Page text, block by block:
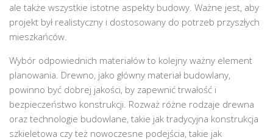
ale także wszystkie istotne aspekty budowy. Ważne jest, aby
projekt był realistyczny i dostosowany do potrzeb przyszłych
mieszkańców.
Wybór odpowiednich materiałów to kolejny ważny element
planowania. Drewno, jako główny materiał budowlany,
powinno być dobrej jakości, by zapewnić trwałość i
bezpieczeństwo konstrukcji. Rozważ różne rodzaje drewna
oraz technologie budowlane, takie jak tradycyjna konstrukcja
szkieletowa czy też nowoczesne podejścia, takie jak